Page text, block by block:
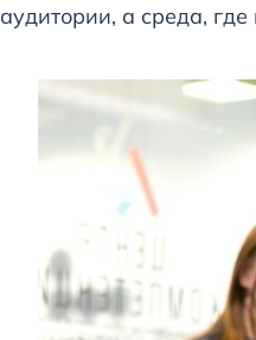
аудитории, а среда,